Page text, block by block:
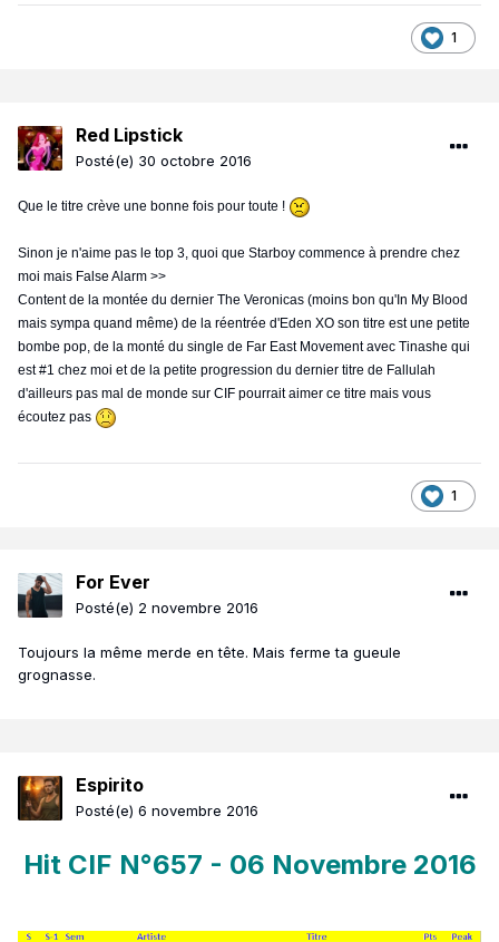
1
Red Lipstick
Posté(e) 30 octobre 2016
Que le titre crève une bonne fois pour toute !
Sinon je n'aime pas le top 3, quoi que Starboy commence à prendre chez
moi mais False Alarm >>
Content de la montée du dernier The Veronicas (moins bon qu'In My Blood
mais sympa quand même) de la réentrée d'Eden XO son titre est une petite
bombe pop, de la monté du single de Far East Movement avec Tinashe qui
est #1 chez moi et de la petite progression du dernier titre de Fallulah
d'ailleurs pas mal de monde sur CIF pourrait aimer ce titre mais vous
écoutez pas
1
For Ever
Posté(e) 2 novembre 2016
Toujours la même merde en tête. Mais ferme ta gueule
grognasse.
Espirito
Posté(e) 6 novembre 2016
Hit CIF N°657 - 06 Novembre 2016